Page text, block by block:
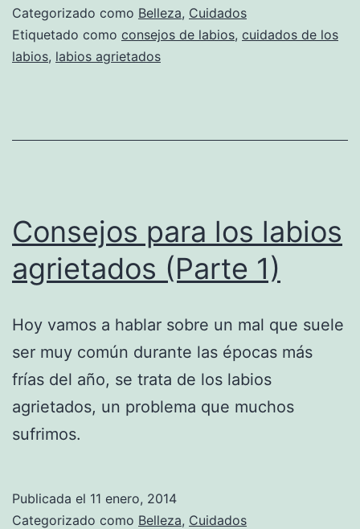
Categorizado como Belleza, Cuidados
Etiquetado como consejos de labios, cuidados de los
labios, labios agrietados
Consejos para los labios
agrietados (Parte 1)
Hoy vamos a hablar sobre un mal que suele
ser muy común durante las épocas más
frías del año, se trata de los labios
agrietados, un problema que muchos
sufrimos.
Publicada el 11 enero, 2014
Categorizado como Belleza, Cuidados